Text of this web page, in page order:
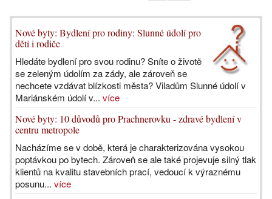
Nové byty: Bydlení pro rodiny: Slunné údolí pro
děti i rodiče
Hledáte bydlení pro svou rodinu? Sníte o životě
se zeleným údolím za zády, ale zároveň se
nechcete vzdávat blízkosti města? Viladům Slunné údolí v
Mariánském údolí v... více
Nové byty: 10 důvodů pro Prachnerovku - zdravé bydlení v
centru metropole
Nacházíme se v době, která je charakterizována vysokou
poptávkou po bytech. Zároveň se ale také projevuje silný tlak
klientů na kvalitu stavebních prací, vedoucí k výraznému
posunu... více